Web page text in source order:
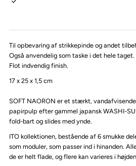
Til opbevaring af strikkepinde og andet
Også anvendelig som taske i det hele taget.
Flot indvendig finish.
17 x 25 x 1,5 cm
SOFT NAORON er et stærkt,
papirpulp efter gammel japansk WASHI-
fold-bart og slides med ynde.
ITO kollektionen, bestående af 6 smukke
som moduler, som passer ind i hinanden.
de er helt flade, og flere kan varieres i